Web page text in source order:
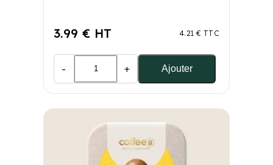
3.99 € HT 4.21 € TTC
- + Ajouter